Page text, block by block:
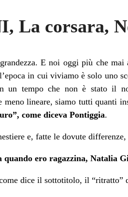
La corsara,
E noi oggi più che mai
in cui viviamo è solo uno
un tempo che non è stato il
lineare, siamo tutti quanti
come diceva Pontiggia.
e, fatte le dovute
quando ero ragazzina, Natalia
dice il sottotitolo, il “ritratto”